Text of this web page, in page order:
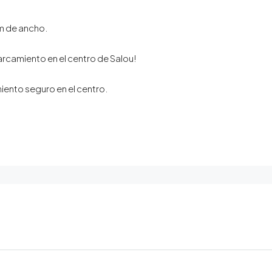
de ancho.⁣
en el centro de Salou!⁣
seguro en el centro.⁣